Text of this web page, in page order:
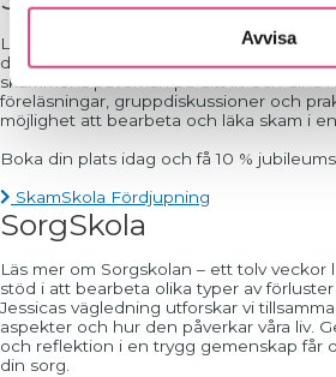
Avvisa
Läs mer om Skamskola Fördjupning –
deltagit i Skamskolan och vill fördjupa
skammens påverkan på ditt liv och dina
föreläsningar, gruppdiskussioner och
möjlighet att bearbeta och läka skam i
Boka din plats idag och få 10 %
SkamSkola Fördjupning
SorgSkola
Läs mer om Sorgskolan – ett tolv veckor
stöd i att bearbeta olika typer av förluster
Jessicas vägledning utforskar vi
aspekter och hur den påverkar våra liv.
och reflektion i en trygg gemenskap får
din sorg.